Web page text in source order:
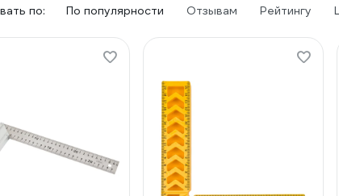
по: По популярности Отзывам Рейтингу